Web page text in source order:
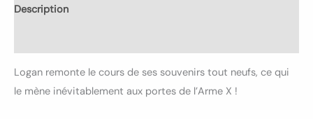
Description
Logan remonte le cours de ses souvenirs tout neufs, ce qui
le mène inévitablement aux portes de l’Arme X !